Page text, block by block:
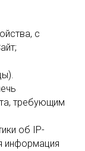
с
требующим
об IP-
информация